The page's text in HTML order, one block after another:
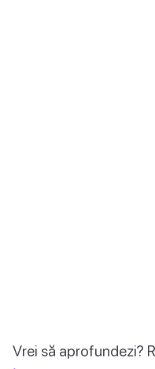
Vrei să aprofundezi?